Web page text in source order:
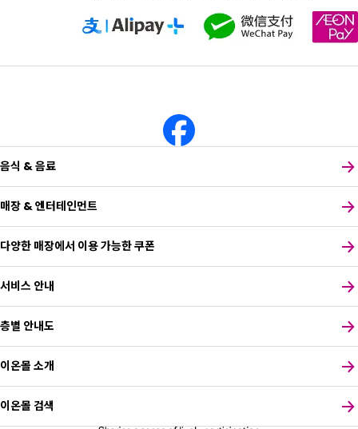
음식 & 음료
매장 & 엔터테인먼트
다양한 매장에서 이용 가능한 쿠폰
서비스 안내
층별 안내도
이온몰 소개
이온몰 검색